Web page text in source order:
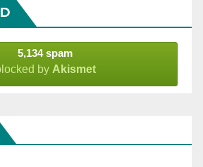
5,134 spam
by Akismet